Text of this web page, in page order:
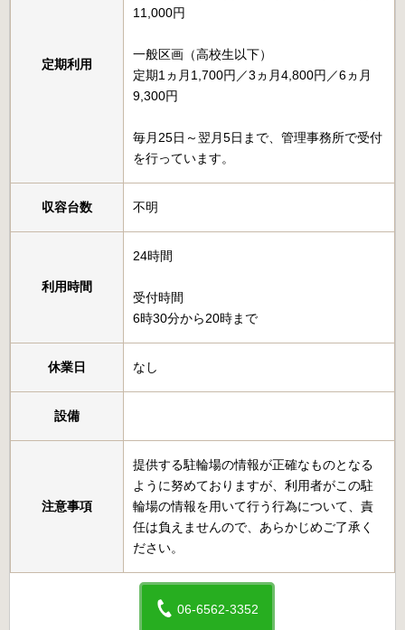
定期利用
11,000円
一般区画（高校生以下）
定期1ヵ月1,700円／3ヵ月4,800円／6ヵ月
9,300円
毎月25日～翌月5日まで、管理事務所で受付
を行っています。
収容台数 不明
利用時間
24時間
受付時間
6時30分から20時まで
休業日 なし
設備
注意事項
提供する駐輪場の情報が正確なものとなる
ように努めておりますが、利用者がこの駐
輪場の情報を用いて行う行為について、責
任は負えませんので、あらかじめご了承く
ださい。
06-6562-3352